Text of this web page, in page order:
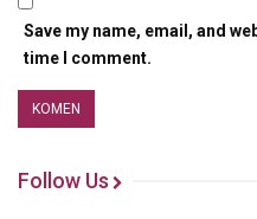
Save my name, email, and
time I comment.
Follow Us